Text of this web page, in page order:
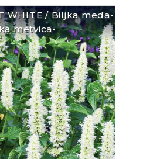
WHITE / Biljka meda-
metvica-